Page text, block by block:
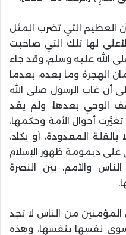
العظيم التي تضرب المثل
لها تلك التي صاحبت
عليه وسلم، وقد جاء
الهجرة وما بعده، بعدما
أن غاب الرسول صلى الله
الوحي بعدها، ولم يَعُد
تغيَّرت أحوال الأمة وحكمها،
المعدودة، أو يكاد،
ديمومة ظهور الإسلام
والأمم، بين النصرة
من الناس لا تجد
سوى نفسها بنفسها، وهذه